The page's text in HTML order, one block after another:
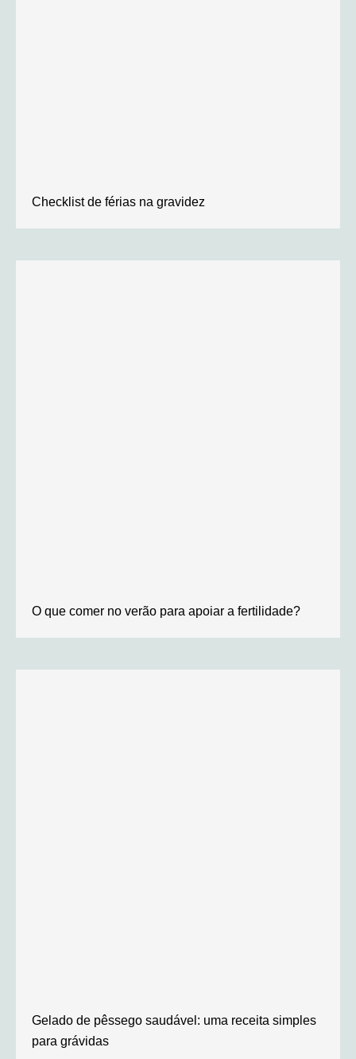
Checklist de férias na gravidez
O que comer no verão para apoiar a fertilidade?
Gelado de pêssego saudável: uma receita simples
para grávidas